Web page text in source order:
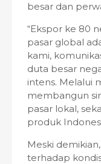
besar dan
“Ekspor ke 80
pasar global
kami,
duta besar
intens. Melalui
membangun
pasar lokal,
produk
Meski
terhadap